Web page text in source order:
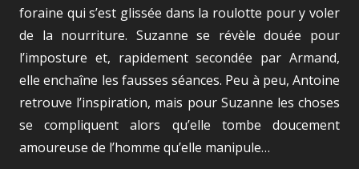
foraine qui s’est glissée dans la roulotte pour y voler
de la nourriture. Suzanne se révèle douée pour
l’imposture et, rapidement secondée par Armand,
elle enchaîne les fausses séances. Peu à peu, Antoine
retrouve l’inspiration, mais pour Suzanne les choses
se compliquent alors qu’elle tombe doucement
amoureuse de l’homme qu’elle manipule…